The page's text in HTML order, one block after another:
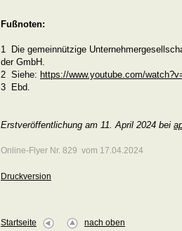
Fußnoten:
1 Die gemeinnützige
der GmbH.
2 Siehe: https://www.youtube.com/
3 Ebd.
Erstveröffentlichung am 11. April 2024 bei
Online-Flyer Nr. 829 vom 17.04.2024
Druckversion
Startseite nach oben